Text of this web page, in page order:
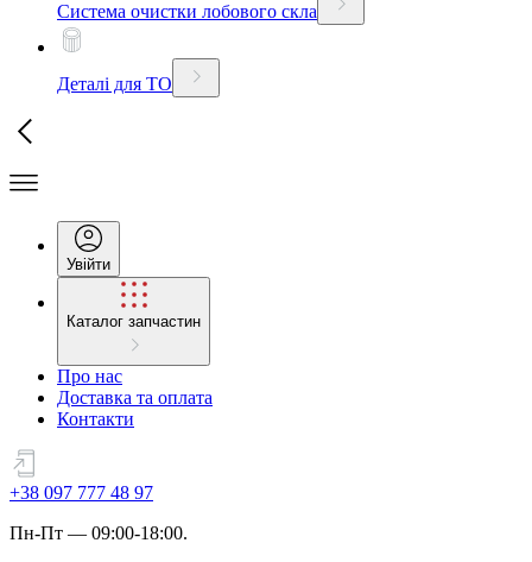
Система очистки лобового скла
Деталі для ТО
Увійти
Каталог запчастин
Про нас
Доставка та оплата
Контакти
+38 097 777 48 97
Пн-Пт — 09:00-18:00.